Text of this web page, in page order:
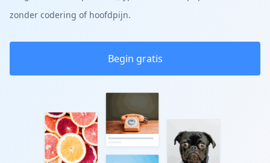
zonder codering of hoofdpijn.
Begin gratis